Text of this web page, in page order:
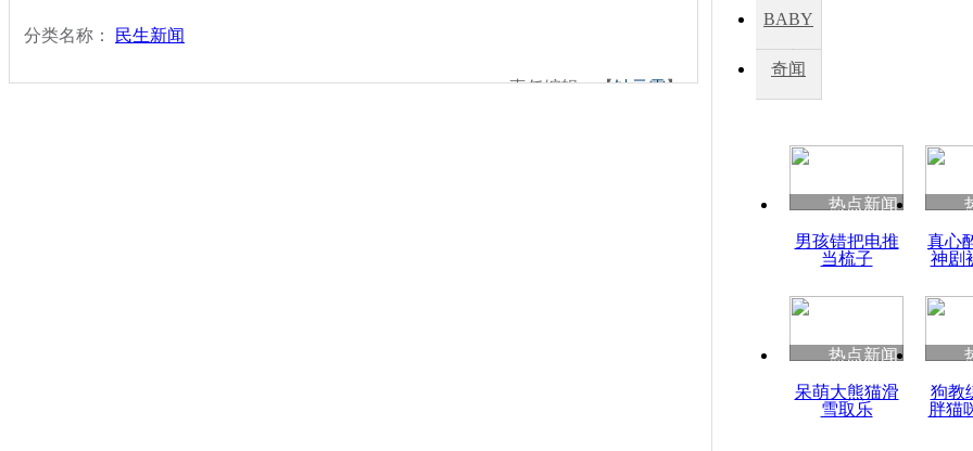
分类名称： 民生新闻
责任编辑：【钟元霞】
BABY
秀
奇闻
热点新闻
男孩错把电推
当梳子
真心
神剧
热点新闻
呆萌大熊猫滑
雪取乐
狗教
胖猫